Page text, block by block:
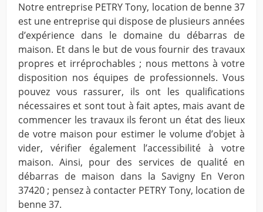
Notre entreprise PETRY Tony, location de benne 37
est une entreprise qui dispose de plusieurs années
d’expérience dans le domaine du débarras de
maison. Et dans le but de vous fournir des travaux
propres et irréprochables ; nous mettons à votre
disposition nos équipes de professionnels. Vous
pouvez vous rassurer, ils ont les qualifications
nécessaires et sont tout à fait aptes, mais avant de
commencer les travaux ils feront un état des lieux
de votre maison pour estimer le volume d’objet à
vider, vérifier également l’accessibilité à votre
maison. Ainsi, pour des services de qualité en
débarras de maison dans la Savigny En Veron
37420 ; pensez à contacter PETRY Tony, location de
benne 37.